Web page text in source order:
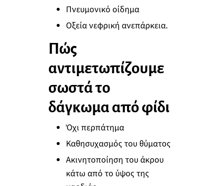
Πνευμονικό οίδημα
Οξεία νεφρική ανεπάρκεια.
Πώς
αντιμετωπίζουμε
σωστά το
δάγκωμα από φίδι
Όχι περπάτημα
Καθησυχασμός του θύματος
Ακινητοποίηση του άκρου
κάτω από το ύψος της